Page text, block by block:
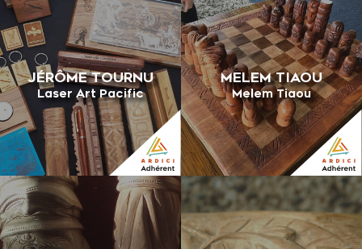
JÉRÔME TOURNU
Laser Art Pacific
MELEM TIAOU
Melem Tiaou